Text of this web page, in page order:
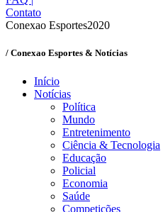
Contato
Conexao Esportes2020
/ Conexao Esportes & Notícias
Início
Notícias
Política
Mundo
Entretenimento
Ciência & Tecnologia
Educação
Policial
Economia
Saúde
Competições